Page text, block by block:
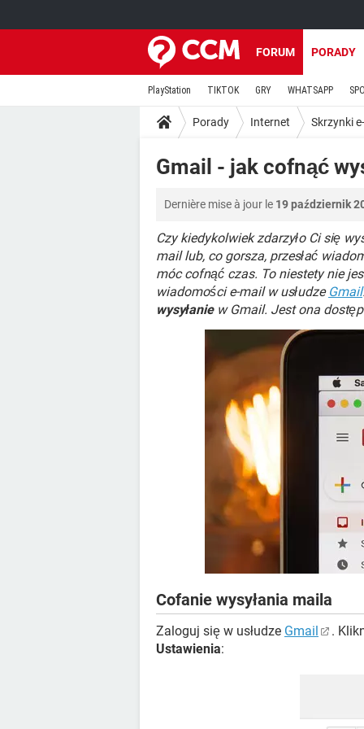
FORUM PORADY
PlayStation TIKTOK GRY WHATSAPP
Porady Internet Skrzynki
Gmail - jak cofnąć
Dernière mise à jour le 19 październik
Czy kiedykolwiek zdarzyło Ci się
mail lub, co gorsza, przesłać
móc cofnąć czas. To niestety nie
wiadomości e-mail w usłudze Gmail
wysyłaniew Gmail. Jest ona
Cofanie wysyłania maila
Zaloguj się w usłudze Gmail
.
Ustawienia: